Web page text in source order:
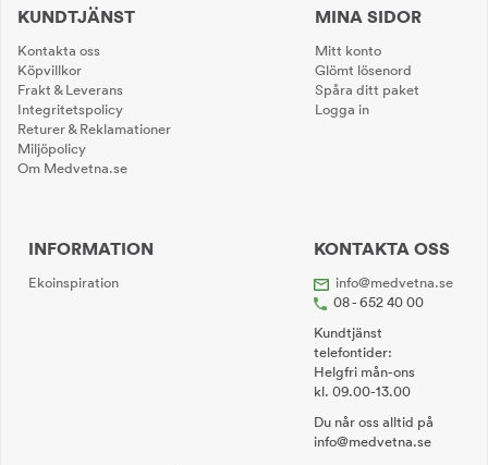
KUNDTJÄNST
Kontakta oss
Köpvillkor
Frakt & Leverans
Integritetspolicy
Returer & Reklamationer
Miljöpolicy
Om Medvetna.se
MINA SIDOR
Mitt konto
Glömt lösenord
Spåra ditt paket
Logga in
INFORMATION
Ekoinspiration
KONTAKTA OSS
info@medvetna.se
08 - 652 40 00
Kundtjänst
telefontider:
Helgfri mån-ons
kl. 09.00-13.00
Du når oss alltid på
info@medvetna.se